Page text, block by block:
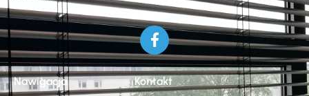
Nawigacja
Kontakt